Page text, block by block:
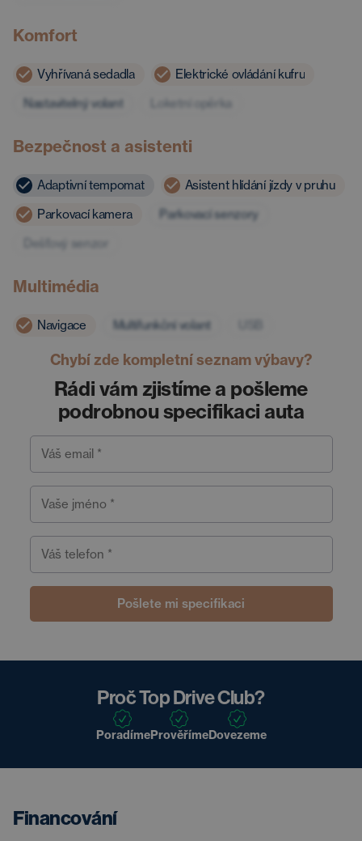
Komfort
Vyhřívaná sedadla
Elektrické ovládání kufru
Nastavitelný volant
Loketní opěrka
Bezpečnost a asistenti
Adaptivní tempomat
Asistent hlídání jízdy v pruhu
Parkovací kamera
Parkovací senzory
Dešťový senzor
Multimédia
Navigace Multifunkční volant
Chybí zde kompletní seznam výbavy?
Rádi vám zjistíme a pošleme
podrobnou specifikaci auta
Váš email *
Vaše jméno *
Váš telefon *
Pošlete mi specifikaci
Proč Top Drive Club?
PoradímePrověřímeDovezeme
Financování